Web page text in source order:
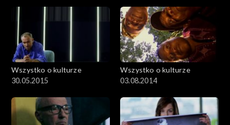
Wszystko o kulturze
30.05.2015
Wszystko o kulturze
03.08.2014